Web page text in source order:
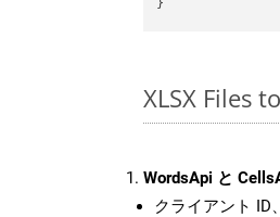
XLSX Files
WordsApi と
クライアント ID